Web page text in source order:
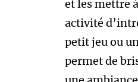
et les mettre
activité
petit jeu ou
permet de